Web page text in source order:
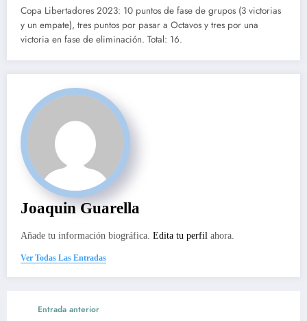
Copa Libertadores 2023: 10 puntos de fase de grupos (3 victorias
y un empate), tres puntos por pasar a Octavos y tres por una
victoria en fase de eliminación. Total: 16.
Joaquin Guarella
Añade tu información biográfica. Edita tu perfil ahora.
Ver Todas Las Entradas
Entrada anterior